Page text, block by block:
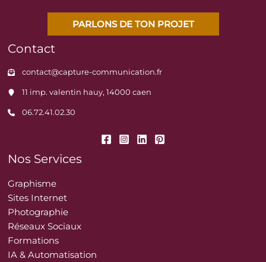
PARLONS DE TON PROJET
Contact
contact@capture-communication.fr
11 imp. valentin hauy, 14000 caen
06.72.41.02.30
Nos Services
Graphisme
Sites Internet
Photographie
Réseaux Sociaux
Formations
IA & Automatisation